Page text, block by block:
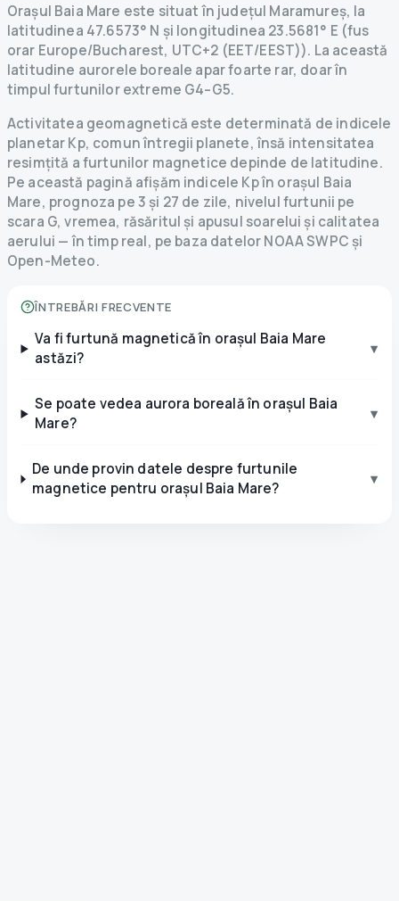
Orașul Baia Mare este situat în județul Maramureș, la
latitudinea 47.6573° N și longitudinea 23.5681° E (fus
orar Europe/Bucharest, UTC+2 (EET/EEST)). La această
latitudine aurorele boreale apar foarte rar, doar în
timpul furtunilor extreme G4–G5.
Activitatea geomagnetică este determinată de indicele
planetar Kp, comun întregii planete, însă intensitatea
resimțită a furtunilor magnetice depinde de latitudine.
Pe această pagină afișăm indicele Kp în orașul Baia
Mare, prognoza pe 3 și 27 de zile, nivelul furtunii pe
scara G, vremea, răsăritul și apusul soarelui și calitatea
aerului — în timp real, pe baza datelor NOAA SWPC și
Open-Meteo.
ÎNTREBĂRI FRECVENTE
Va fi furtună magnetică în orașul Baia Mare
astăzi?
▾
Se poate vedea aurora boreală în orașul Baia
Mare?
▾
De unde provin datele despre furtunile
magnetice pentru orașul Baia Mare?
▾